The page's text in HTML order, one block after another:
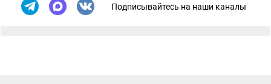
Подписывайтесь на наши каналы